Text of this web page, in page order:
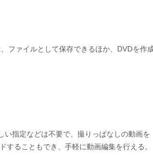
ファイルとして保存できるほか、DVDを作
指定などは不要で、撮りっぱなしの動画を
することもでき、手軽に動画編集を行える。